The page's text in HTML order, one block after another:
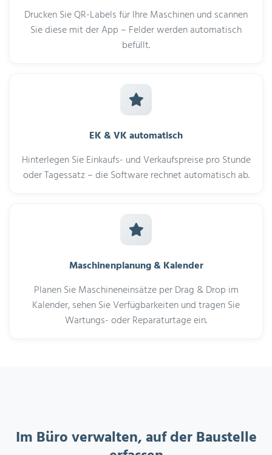
Drucken Sie QR-Labels für Ihre Maschinen und scannen
Sie diese mit der App – Felder werden automatisch
befüllt.
EK & VK automatisch
Hinterlegen Sie Einkaufs- und Verkaufspreise pro Stunde
oder Tagessatz – die Software rechnet automatisch ab.
Maschinenplanung & Kalender
Planen Sie Maschineneinsätze per Drag & Drop im
Kalender, sehen Sie Verfügbarkeiten und tragen Sie
Wartungs- oder Reparaturtage ein.
Im Büro verwalten, auf der Baustelle